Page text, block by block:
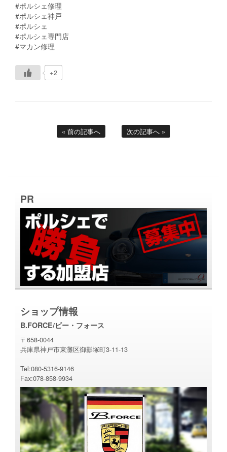
#ポルシェ修理
#ポルシェ神戸
#ポルシェ
#ポルシェ専門店
#マカン修理
+2
« 前の記事へ 次の記事へ »
PR
ショップ情報
B.FORCE/ビー・フォース
〒658-0044
兵庫県神戸市東灘区御影塚町3-11-13
Tel:080-5316-9146
Fax:078-858-9934